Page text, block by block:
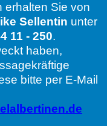
erhalten Sie von
Sellentin unter
11 - 250.
haben,
bitte per E-Mail